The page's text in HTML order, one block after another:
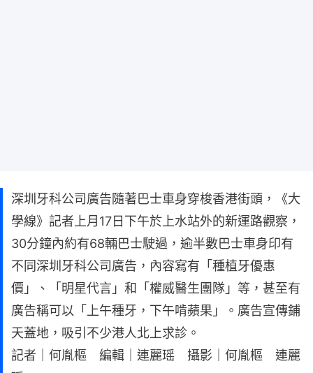
深圳牙科公司廣告隨著巴士車身穿梭香港街頭，《大
學線》記者上月17日下午於上水站外的新運路觀察，
30分鐘內約有68輛巴士駛過，逾半數巴士車身印有
不同深圳牙科公司廣告，內容寫有「種植牙優惠
價」、「明星代言」和「權威醫生團隊」等，甚至有
廣告稱可以「上午種牙，下午啃蘋果」。廣告宣傳鋪
天蓋地，吸引不少港人北上求診。
記者｜何胤樞 編輯｜連麗瑶 攝影｜何胤樞 連麗